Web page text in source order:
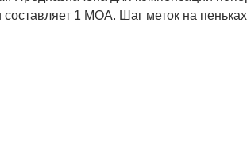
1 MOA. Шаг меток на